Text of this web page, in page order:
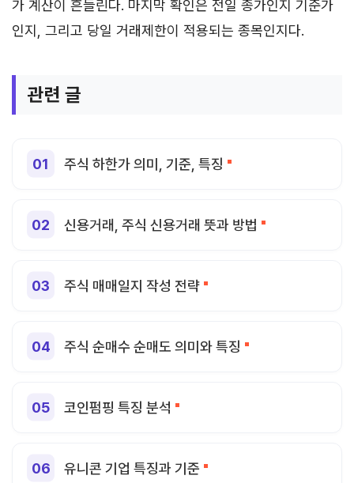
가 계산이 흔들린다. 마지막 확인은 전일 종가인지 기준가
인지, 그리고 당일 거래제한이 적용되는 종목인지다.
관련 글
주식 하한가 의미, 기준, 특징
신용거래, 주식 신용거래 뜻과 방법
주식 매매일지 작성 전략
주식 순매수 순매도 의미와 특징
코인펌핑 특징 분석
유니콘 기업 특징과 기준